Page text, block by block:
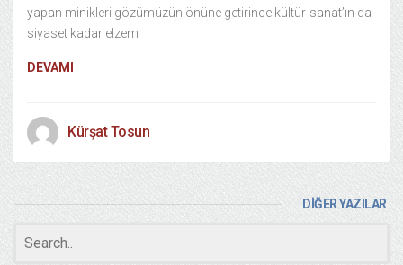
yapan minikleri gözümüzün önüne getirince kültür-sanat’ın da
siyaset kadar elzem
DEVAMI
Kürşat Tosun
DİĞER YAZILAR